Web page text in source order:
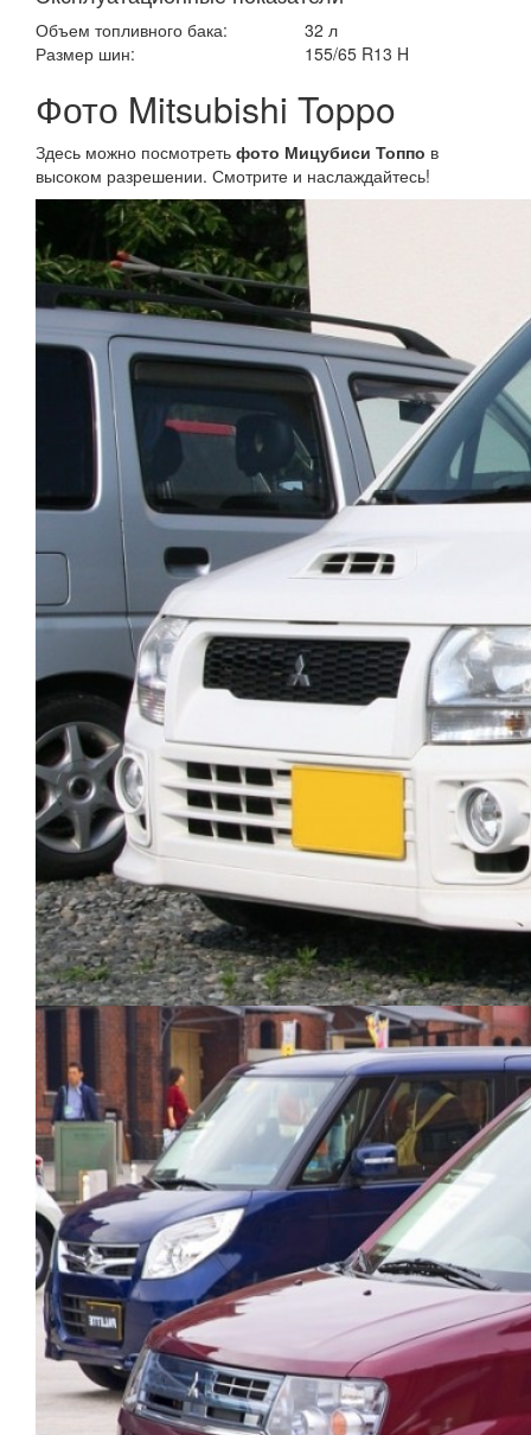
Объем топливного бака:
32 л
Размер шин:
155/65 R13 H
Фото Mitsubishi Toppo
Здесь можно посмотреть фото Мицубиси Топпо в
высоком разрешении. Смотрите и наслаждайтесь!